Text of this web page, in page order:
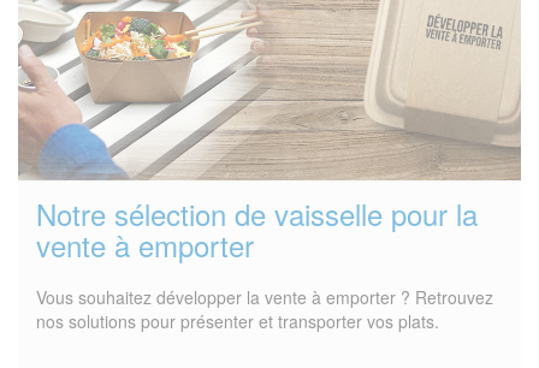
Notre sélection de vaisselle pour la
vente à emporter
Vous souhaitez développer la vente à emporter ? Retrouvez
nos solutions pour présenter et transporter vos plats.